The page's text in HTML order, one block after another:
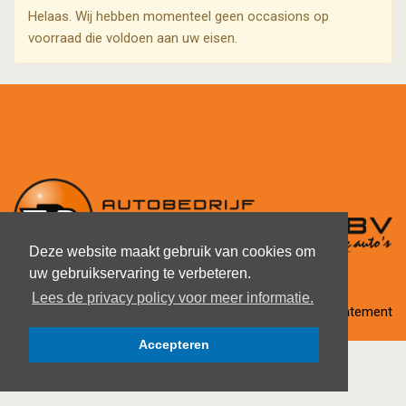
Deze website maakt gebruik van cookies om
uw gebruikservaring te verbeteren.
Lees de privacy policy voor meer informatie.
Accepteren
Helaas. Wij hebben momenteel geen occasions op
voorraad die voldoen aan uw eisen.
Privacy statement